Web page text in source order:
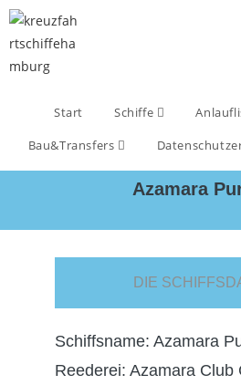
Start Schiffe
Bau&Transfers
Azamara
DIE
Schiffsname: Azamara
Reederei: Azamara Club